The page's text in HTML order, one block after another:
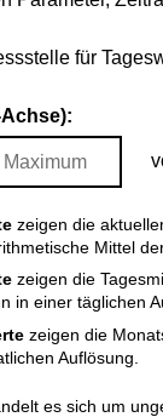
für
zeigen die
Mittel
zeigen die
in einer täglichen
zeigen die
Auflösung.
es sich um